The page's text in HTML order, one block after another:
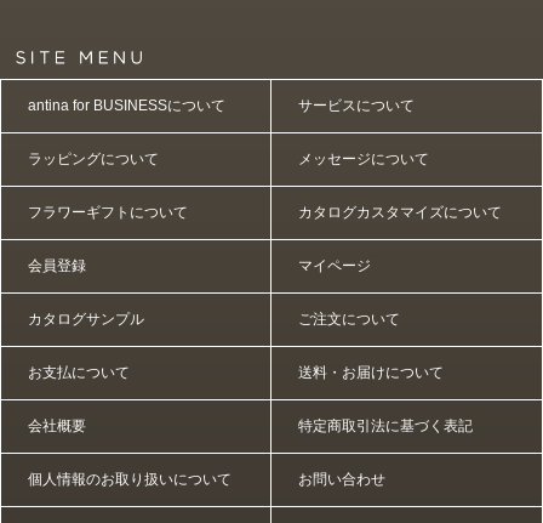
antina for BUSINESSについて サービスについて
ラッピングについて メッセージについて
フラワーギフトについて カタログカスタマイズについて
会員登録 マイページ
カタログサンプル ご注文について
お支払について 送料・お届けについて
会社概要 特定商取引法に基づく表記
個人情報のお取り扱いについて お問い合わせ